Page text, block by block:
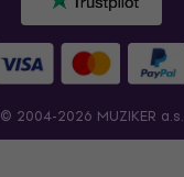
© 2004-2026 MUZIKER a.s.